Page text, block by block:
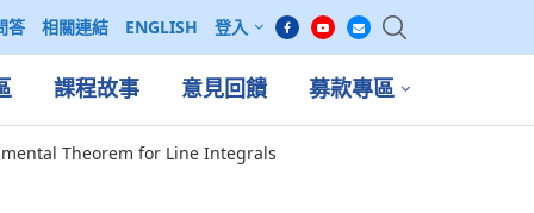
答 相關連結 ENGLISH 登入
課程故事 意見回饋 募款專區
Theorem for Line Integrals